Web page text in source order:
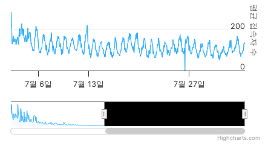
평균 접속자 수
7월 6일 7월 13일 7월 27일
2026년
2026년
0
200
Highcharts.com